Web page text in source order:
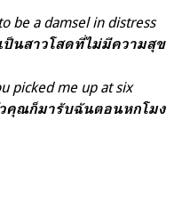
be a damsel in distress
ป็นสาวโสดที่ไม่มีความสุข
picked me up at six
ณก็มารับฉันตอนหกโมง